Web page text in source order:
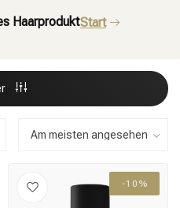
HaarproduktStart
-10%